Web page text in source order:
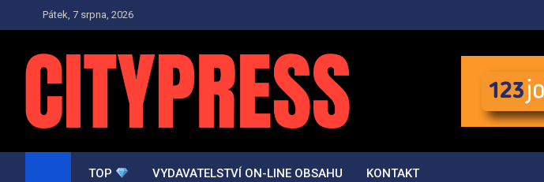
to
Pátek, 7 srpna, 2026
TOP.CITYPRESS.CZ
TOP VYDAVATELSTVÍ ON-LINE OBSAHU KONTAKT